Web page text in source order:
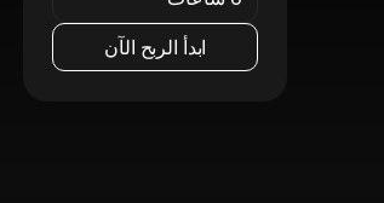
ابدأ الربح الآن